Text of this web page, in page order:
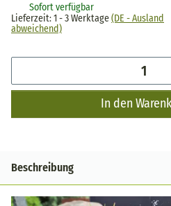
Sofort verfügbar
Lieferzeit:1 - 3 Werktage(DE - Ausland
abweichend)
In den
Beschreibung